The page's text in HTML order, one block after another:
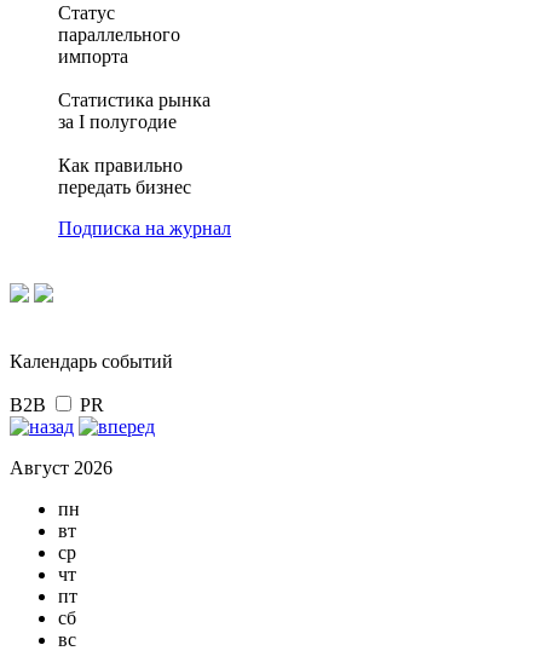
Статус
параллельного
импорта
Статистика рынка
за I полугодие
Как правильно
передать бизнес
Подписка на журнал
Календарь событий
B2B PR
Август 2026
пн
вт
ср
чт
пт
сб
вс